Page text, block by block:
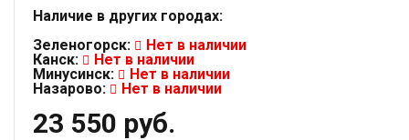
Наличие в других городах:
Зеленогорск:
Нет в наличии
Канск:
Нет в наличии
Минусинск:
Нет в наличии
Назарово:
Нет в наличии
23 550 руб.